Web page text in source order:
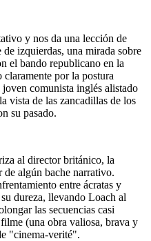
y nos da una lección de
izquierdas, una mirada sobre
el bando republicano en la
por la postura
comunista inglés alistado
vista de las zancadillas de los
su pasado.
al director británico, la
de algún bache narrativo.
entre ácratas y
dureza, llevando Loach al
las secuencias casi
(una obra valiosa, brava y
"cinema-verité".